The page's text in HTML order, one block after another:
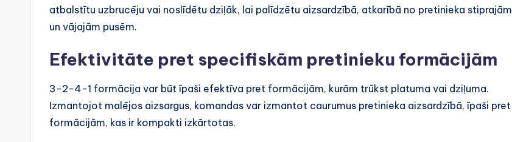
atbalstītu uzbrucēju vai noslīdētu dziļāk, lai palīdzētu aizsardzībā, atkarībā no pretinieka stiprajām
un vājajām pusēm.
Efektivitāte pret specifiskām pretinieku formācijām
3-2-4-1 formācija var būt īpaši efektīva pret formācijām, kurām trūkst platuma vai dziļuma.
Izmantojot malējos aizsargus, komandas var izmantot caurumus pretinieka aizsardzībā, īpaši pret
formācijām, kas ir kompakti izkārtotas.